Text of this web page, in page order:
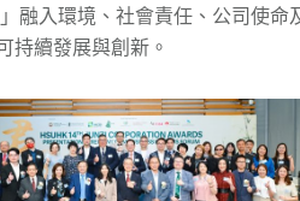
融入環境、社會責任、公司使命
持續發展與創新。